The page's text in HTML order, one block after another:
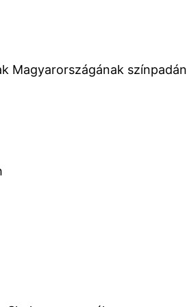
Magyarországának színpadán